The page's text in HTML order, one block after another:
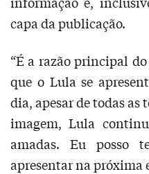
capa da publicação.
“É a razão principal
que o Lula se
dia, apesar de todas as
imagem, Lula
amadas. Eu posso
apresentar na próxima